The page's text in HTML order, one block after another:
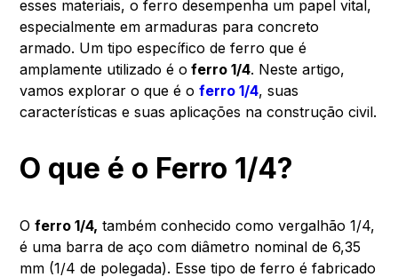
esses materiais, o ferro desempenha um papel vital,
especialmente em armaduras para concreto
armado. Um tipo específico de ferro que é
amplamente utilizado é o ferro 1/4. Neste artigo,
vamos explorar o que é oferro 1/4, suas
características e suas aplicações na construção civil.
O que é o Ferro 1/4?
Oferro 1/4, também conhecido como vergalhão 1/4,
é uma barra de aço com diâmetro nominal de 6,35
mm (1/4 de polegada). Esse tipo de ferro é fabricado